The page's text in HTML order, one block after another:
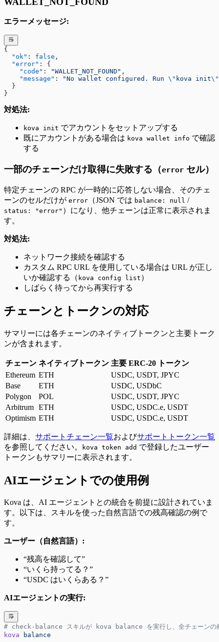
エラーメッセージ:
{
  "ok"
: false ,
  "error"
: {
    "code"
: "WALLET_NOT_FOUND" ,
    "message"
: "No wallet configured. Run \" kova init\"
  }
}
対処法:
kova init でアカウントをセットアップする
既にアカウントがある場合は kova wallet info で確認
する
一部のチェーンだけ取得に失敗する（error セル）
特定チェーンの RPC が一時的に応答しない場合、そのチェ
ーンのセルだけが error （JSON では balance: null /
status: "error" ）になり、他チェーンは正常に表示されま
す。
対処法:
ネットワーク接続を確認する
カスタム RPC URL を使用している場合は URL が正し
いか確認する（ kova config list ）
しばらく待ってから再実行する
チェーンとトークンの対応
サマリーには各チェーンのネイティブトークンと主要トーク
ンが含まれます。
チェーン ネイティブトークン 主要 ERC-20 トークン
Ethereum ETH
USDC, USDT, JPYC
Base
ETH
USDC, USDbC
Polygon
POL
USDC, USDT, JPYC
Arbitrum ETH
USDC, USDC.e, USDT
Optimism ETH USDC, USDC.e, USDT
詳細は、 サポートチェーン一覧およびサポートトークン一覧
を参照してください。
kova token add で登録したユーザー
トークンもサマリーに表示されます。
AIエージェントでの使用例
Kova は、AI エージェントとの統合を前提に設計されていま
す。以下は、スキルを使った自然言語での残高確認の例で
す。
ユーザー（自然言語）:
“残高を確認して”
“いくら持ってる？”
“USDC はいくらある？”
AIエージェントの実行:
# check-balance スキルが kova balance を実行し、全チェーンの
kova balance